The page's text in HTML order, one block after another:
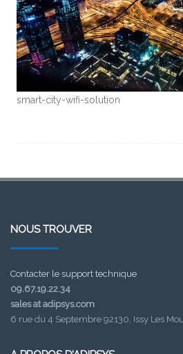
smart-city-wifi-solution
NOUS TROUVER
Contacter le support technique
09.67.19.22.34
sales at adipsys.com
6 rue du 4 Septembre 92130, Issy Les